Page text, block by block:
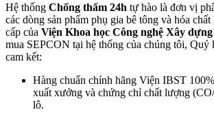
Hệ thống Chống thấm 24h tự hào là đơn vị
các dòng sản phẩm phụ gia bê tông và hóa
cấp của Viện Khoa học Công nghệ Xây
mua SEPCON tại hệ thống của chúng tôi, Quý
cam kết:
Hàng chuẩn chính hãng Viện IBST
xuất xưởng và chứng chỉ chất lượng
lô.